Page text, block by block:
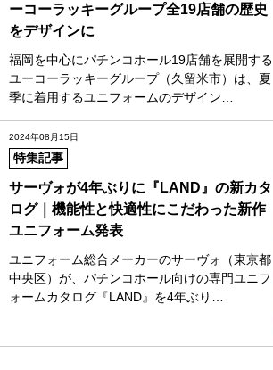
ーコーラッキーグループ全19店舗の歴史
をデザインに
福岡を中心にパチンコホール19店舗を展開する
ユーコーラッキーグループ（久留米市）は、夏
季に着用するユニフォームのデザイン…
2024年08月15日
特集記事
サーヴォが4年ぶりに『LAND』の新カタ
ログ｜機能性と快適性にこだわった新作
ユニフォーム発表
ユニフォーム総合メーカーのサーヴォ（東京都
中央区）が、パチンコホール向けの専門ユニフ
ォームカタログ『LAND』を4年ぶり…